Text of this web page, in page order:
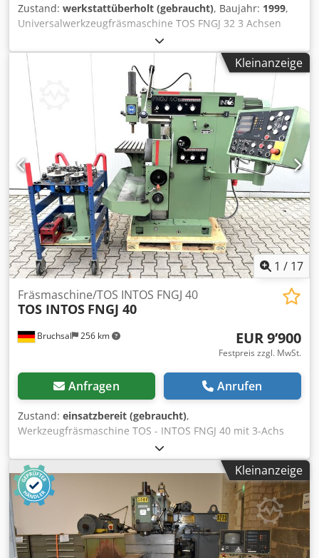
Zustand: werkstattüberholt (gebraucht), Baujahr: 1999,
Universalwerkzeugfräsmaschine TOS FNGJ 32 3 Achsen
Heidenhain Digitalanzeige Baujahr: 1999 Verfahrweg: X
600 Y 400 Z 400 Drehzahlbereich: 40 – 2000 U/min
Dcedpfsxc It Iex Acyjk Mit folgendem Zubehör: Starrer
Winkeltisch 800 x 400 mm Aufspannfläche
Senkrechtfräskopf Ausfahrbare Bohrpinole Diverse
Werkzeugaufnahmen SK 40 Schutzvorrichtung
Spänewanne Maschinenleuchte Automatische
Zentralschmierpumpe für X ,Y , Z Achse
Kühlmitteleinrichtung 4 Stk. Maschinenschuhe
Kleinanzeige
1 / 17
Bruchsal 256 km
Fräsmaschine/TOS INTOS FNGJ 40
TOS INTOS FNGJ 40
EUR 9’900
Festpreis zzgl. MwSt.
Anfragen Anrufen
Zustand: einsatzbereit (gebraucht),
Werkzeugfräsmaschine TOS - INTOS FNGJ 40 mit 3-Achs
Heidenhain Digitalanzeige -Verfahrwege X/Y/Z
600x400x400mm -Automatische Vorschübe / Eilgänge in
allen drei Achsen -Spindeldrehzahlen 63 - 3150 U/min -
Werkzeugaufnahme ISO 40 -Hydraulischer
Werkzeugspanner -Winkeltisch 800x400mm -Vertikal -
Horizontalfräseinrichtung -Vertikalkopf schwenkbar mit
Pinole -Kühlmitteleinrichtung -Werkzeugwagen /
Werkzeugaufnahmen / Fräswerkzeuge -Gegenlager /
Kleinanzeige